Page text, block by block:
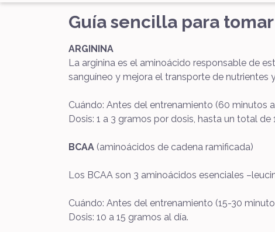
Guía sencilla para
ARGININA
La arginina es el aminoácido responsable de
sanguíneo y mejora el transporte de nutrientes
Cuándo: Antes del entrenamiento (60 minutos
Dosis: 1 a 3 gramos por dosis, hasta un total de
BCAA (aminoácidos de cadena ramificada)
Los BCAA son 3 aminoácidos esenciales
Cuándo: Antes del entrenamiento (15-30
Dosis: 10 a 15 gramos al día.